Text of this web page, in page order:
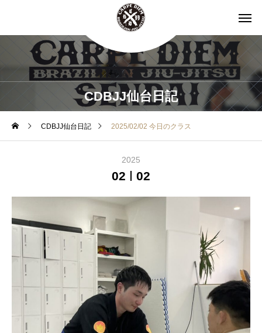
CDBJJ仙台日記
CDBJJ仙台日記 2025/02/02 今日のクラス
2025
02 02